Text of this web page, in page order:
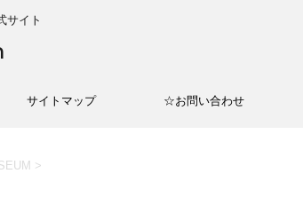
サイト
サイトマップ ☆お問い合わせ
>